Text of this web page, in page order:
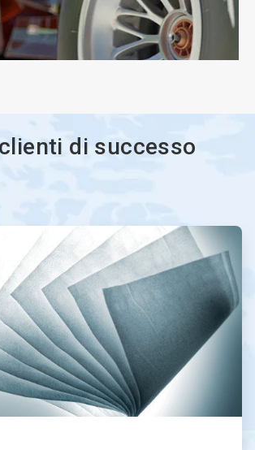
di successo